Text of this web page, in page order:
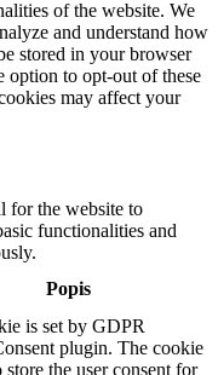
of the website. We
and understand how
stored in your browser
option to opt-out of these
may affect your
for the website to
functionalities and
Popis
is set by GDPR
plugin. The cookie
store the user consent for